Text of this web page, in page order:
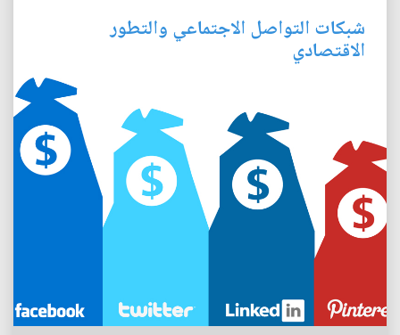
شبكات التواصل الاجتماعي والتطور
الاقتصادي